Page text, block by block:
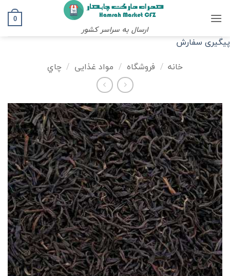
ارسال به سراسر کشور
0
پیگیری سفارش
خانه / فروشگاه / مواد غذایی / چاي